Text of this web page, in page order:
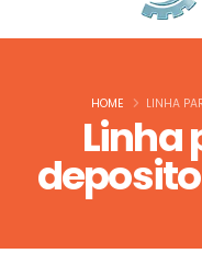
Linha
HOME LINHA